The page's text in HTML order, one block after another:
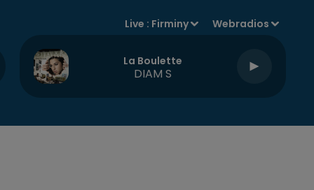
Live : Firminy Webradios
La Boulette
DIAM S